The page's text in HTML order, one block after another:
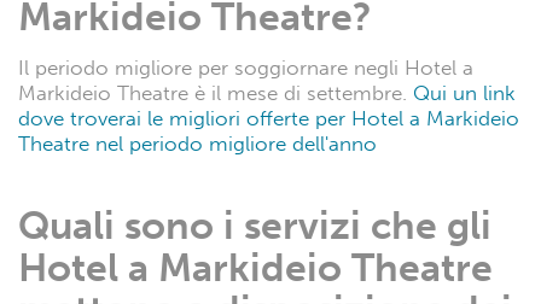
Markideio Theatre?
Il periodo migliore per soggiornare negli Hotel a
Markideio Theatre è il mese di settembre. Qui un link
dove troverai le migliori offerte per Hotel a Markideio
Theatre nel periodo migliore dell'anno
Quali sono i servizi che gli
Hotel a Markideio Theatre